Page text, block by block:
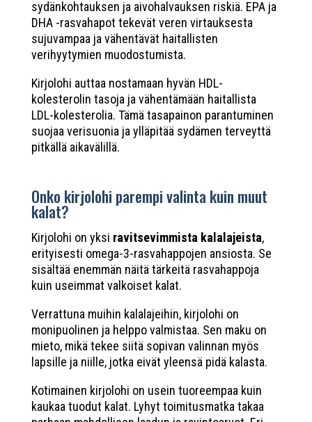
sydänkohtauksen ja aivohalvauksen riskiä. EPA ja
DHA -rasvahapot tekevät veren virtauksesta
sujuvampaa ja vähentävät haitallisten
verihyytymien muodostumista.
Kirjolohi auttaa nostamaan hyvän HDL-
kolesterolin tasoja ja vähentämään haitallista
LDL-kolesterolia. Tämä tasapainon parantuminen
suojaa verisuonia ja ylläpitää sydämen terveyttä
pitkällä aikavälillä.
Onko kirjolohi parempi valinta kuin muut
kalat?
Kirjolohi on yksi ravitsevimmista kalalajeista,
erityisesti omega-3-rasvahappojen ansiosta. Se
sisältää enemmän näitä tärkeitä rasvahappoja
kuin useimmat valkoiset kalat.
Verrattuna muihin kalalajeihin, kirjolohi on
monipuolinen ja helppo valmistaa. Sen maku on
mieto, mikä tekee siitä sopivan valinnan myös
lapsille ja niille, jotka eivät yleensä pidä kalasta.
Kotimainen kirjolohi on usein tuoreempaa kuin
kaukaa tuodut kalat. Lyhyt toimitusmatka takaa